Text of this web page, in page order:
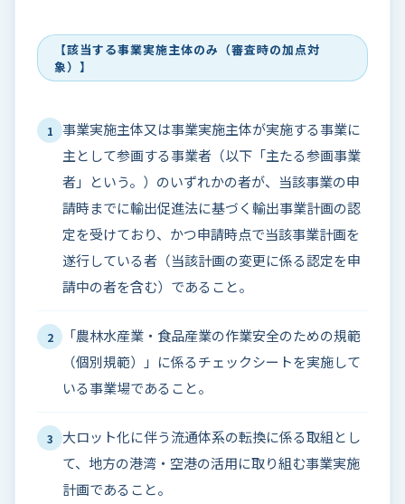
【該当する事業実施主体のみ（審査時の加点対
象）】
1
事業実施主体又は事業実施主体が実施する事業に
主として参画する事業者（以下「主たる参画事業
者」という。）のいずれかの者が、当該事業の申
請時までに輸出促進法に基づく輸出事業計画の認
定を受けており、かつ申請時点で当該事業計画を
遂行している者（当該計画の変更に係る認定を申
請中の者を含む）であること。
2
「農林水産業・食品産業の作業安全のための規範
（個別規範）」に係るチェックシートを実施して
いる事業場であること。
3
大ロット化に伴う流通体系の転換に係る取組とし
て、地方の港湾・空港の活用に取り組む事業実施
計画であること。